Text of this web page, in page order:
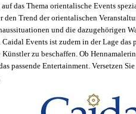
das Thema orientalische Events
den Trend der orientalischen
und die dazugehörigen
Caidal Events ist zudem in der Lage das
zu beschaffen. Ob
passende Entertainment. Versetzen